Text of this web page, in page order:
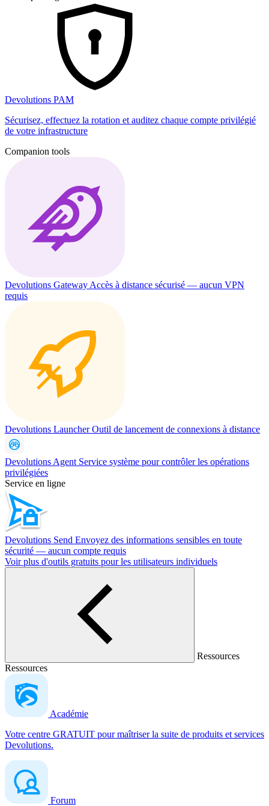
Devolutions PAM
Sécurisez, effectuez la rotation et auditez chaque compte privilégié
de votre infrastructure
Companion tools
Devolutions Gateway Accès à distance sécurisé — aucun VPN
requis
Devolutions LauncherOutil de lancement de connexions à distance
Devolutions Agent Service système pour contrôler les opérations
privilégiées
Service en ligne
Devolutions Send Envoyez des informations sensibles en toute
sécurité — aucun compte requis
Voir plus d'outils gratuits pour les utilisateurs individuels
Ressources
Ressources
Académie
Votre centre GRATUIT pour maîtriser la suite de produits et services
Devolutions.
Forum